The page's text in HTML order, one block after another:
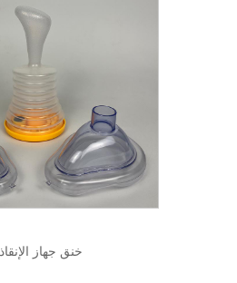
خنق جهاز الإنقاذ